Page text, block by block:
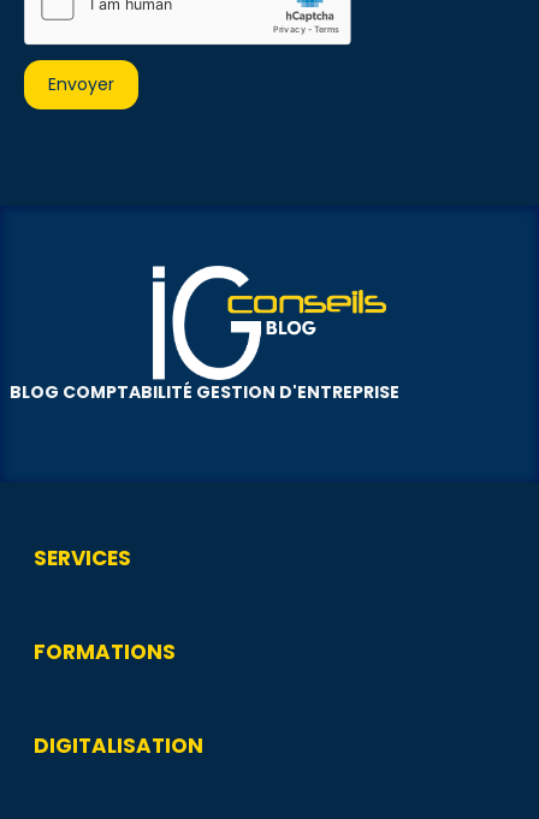
BLOG COMPTABILITÉ GESTION D'ENTREPRISE
SERVICES
FORMATIONS
DIGITALISATION